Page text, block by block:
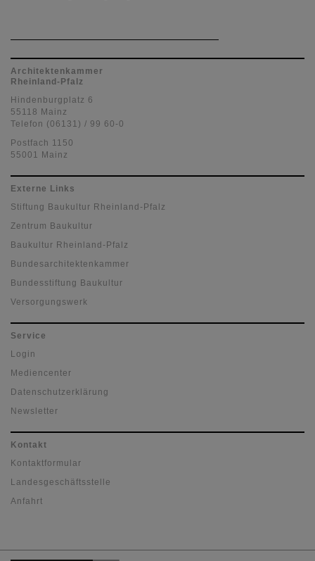
Architektenkammer
Rheinland-Pfalz
Hindenburgplatz 6
55118 Mainz
Telefon (06131) / 99 60-0
Postfach 1150
55001 Mainz
Externe Links
Stiftung Baukultur Rheinland-Pfalz
Zentrum Baukultur
Baukultur Rheinland-Pfalz
Bundesarchitektenkammer
Bundesstiftung Baukultur
Versorgungswerk
Service
Login
Mediencenter
Datenschutzerklärung
Newsletter
Kontakt
Kontaktformular
Landesgeschäftsstelle
Anfahrt